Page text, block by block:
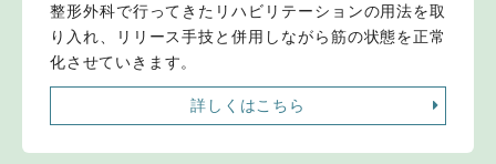
整形外科で行ってきたリハビリテーションの用法を取
り入れ、リリース手技と併用しながら筋の状態を正常
化させていきます。
詳しくはこちら